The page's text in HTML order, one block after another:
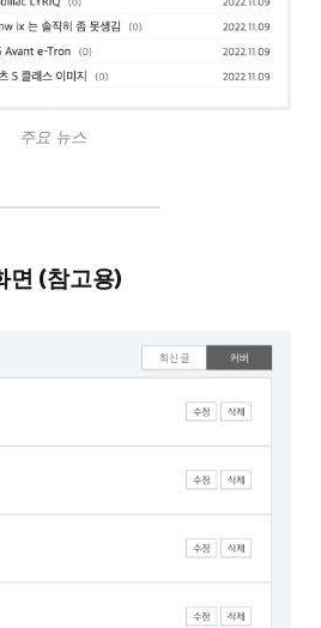
주요 뉴스
면 (참고용)